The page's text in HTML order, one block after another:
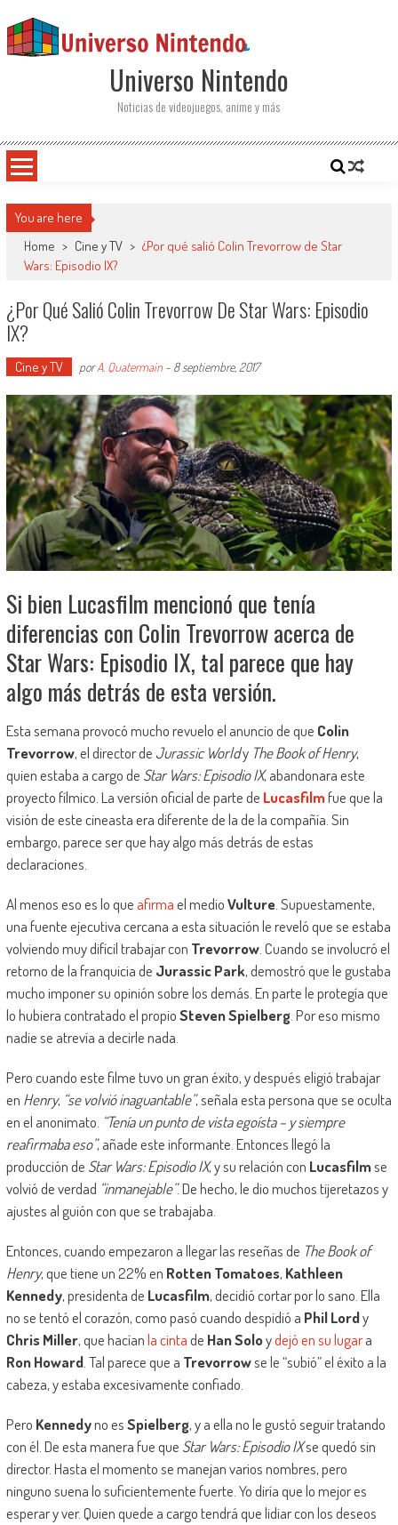
Universo Nintendo
Noticias de videojuegos, anime y más
You are here
Home > Cine y TV > ¿Por qué salió Colin Trevorrow de Star
Wars: Episodio IX?
¿Por Qué Salió Colin Trevorrow De Star Wars: Episodio
IX?
Cine y TV porA. Quatermain- 8 septiembre, 2017
Si bien Lucasfilm mencionó que tenía
diferencias con Colin Trevorrow acerca de
Star Wars: Episodio IX, tal parece que hay
algo más detrás de esta versión.
Esta semana provocó mucho revuelo el anuncio de que Colin
Trevorrow, el director de Jurassic Worldy The Book of Henry,
quien estaba a cargo de Star Wars: Episodio IX, abandonara este
proyecto fílmico. La versión oficial de parte de Lucasfilmfue que la
visión de este cineasta era diferente de la de la compañía. Sin
embargo, parece ser que hay algo más detrás de estas
declaraciones.
Al menos eso es lo que afirmael medioVulture. Supuestamente,
una fuente ejecutiva cercana a esta situación le reveló que se estaba
volviendo muy difícil trabajar con Trevorrow. Cuando se involucró el
retorno de la franquicia de Jurassic Park, demostró que le gustaba
mucho imponer su opinión sobre los demás. En parte le protegía que
lo hubiera contratado el propioSteven Spielberg. Por eso mismo
nadie se atrevía a decirle nada.
Pero cuando este filme tuvo un gran éxito, y después eligió trabajar
en Henry, “se volvió inaguantable”, señala esta persona que se oculta
en el anonimato. “Tenía un punto de vista egoísta – y siempre
reafirmaba eso”, añade este informante. Entonces llegó la
producción de Star Wars: Episodio IX, y su relación con Lucasfilmse
volvió de verdad “inmanejable”. De hecho, le dio muchos tijeretazos y
ajustes al guión con que se trabajaba.
Entonces, cuando empezaron a llegar las reseñas de The Book of
Henry, que tiene un 22% en Rotten Tomatoes, Kathleen
Kennedy, presidenta de Lucasfilm, decidió cortar por lo sano. Ella
no se tentó el corazón, como pasó cuando despidió a Phil Lordy
Chris Miller, que hacíanla cintade Han Soloydejó en su lugara
Ron Howard. Tal parece que a Trevorrowse le “subió” el éxito a la
cabeza, y estaba excesivamente confiado.
Pero Kennedyno esSpielberg, y a ella no le gustó seguir tratando
con él. De esta manera fue que Star Wars: Episodio IXse quedó sin
director. Hasta el momento se manejan varios nombres, pero
ninguno suena lo suficientemente fuerte. Yo diría que lo mejor es
esperar y ver. Quien quede a cargo tendrá que lidiar con los deseos